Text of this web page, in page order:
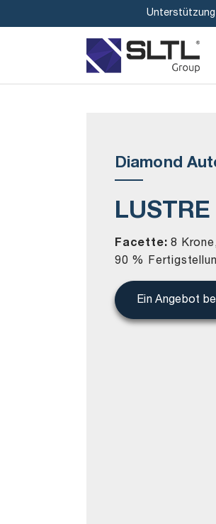
Unterstützung
Diamond
LUSTRE
Facette: 8
90 %
Ein Angebot